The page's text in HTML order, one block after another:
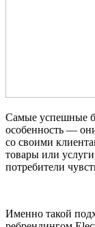
Самые успешные
особенность —
со своими
товары или
потребители
Именно такой